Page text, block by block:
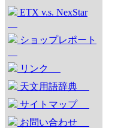
ETX v.s. NexStar
ショップレポート
リンク
天文用語辞典
サイトマップ
お問い合わせ